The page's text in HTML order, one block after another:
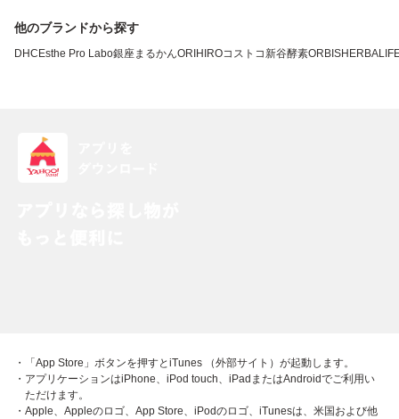
他のブランドから探す
DHC Esthe Pro Labo銀座まるかんORIHIROコストコ新谷酵素ORBIS
・「App Store」ボタンを押すとiTunes （外部サイト）が起動します。
・アプリケーションはiPhone、iPod touch、iPadまたはAndroidでご利用い
ただけます。
・Apple、Appleのロゴ、App Store、iPodのロゴ、iTunesは、米国および他